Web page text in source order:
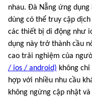
nhau. Đà Nẵng ứng
dùng có thể truy cập
các thiết bị di động như
dụng này trở thành cầu
cao trải nghiệm của
/ ios / android) không
hợp với nhiều nhu cầu
không ngừng cập nhật